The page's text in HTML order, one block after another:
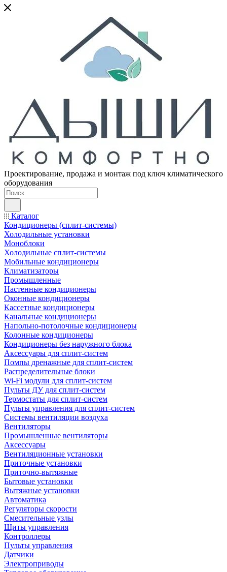
Проектирование, продажа и монтаж под ключ климатического
оборудования
Каталог
Кондиционеры (сплит-системы)
Холодильные установки
Моноблоки
Холодильные сплит-системы
Мобильные кондиционеры
Климатизаторы
Промышленные
Настенные кондиционеры
Оконные кондиционеры
Кассетные кондиционеры
Канальные кондиционеры
Напольно-потолочные кондиционеры
Колонные кондиционеры
Кондиционеры без наружного блока
Аксессуары для сплит-систем
Помпы дренажные для сплит-систем
Распределительные блоки
Wi-Fi модули для сплит-систем
Пульты ДУ для сплит-систем
Термостаты для сплит-систем
Пульты управления для сплит-систем
Системы вентиляции воздуха
Вентиляторы
Промышленные вентиляторы
Аксессуары
Вентиляционные установки
Приточные установки
Приточно-вытяжные
Бытовые установки
Вытяжные установки
Автоматика
Регуляторы скорости
Смесительные узлы
Щиты управления
Контроллеры
Пульты управления
Датчики
Электроприводы